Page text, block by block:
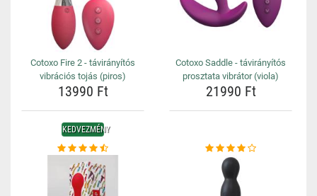
Cotoxo Fire 2 - távirányítós
vibrációs tojás (piros)
13990 Ft
Cotoxo Saddle - távirányítós
prosztata vibrátor (viola)
21990 Ft
KEDVEZMÉNY